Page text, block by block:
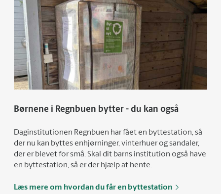
Børnene i Regnbuen bytter - du kan også
Daginstitutionen Regnbuen har fået en byttestation, så
der nu kan byttes enhjørninger, vinterhuer og sandaler,
der er blevet for små. Skal dit barns institution også have
en byttestation, så er der hjælp at hente.
Læs mere om hvordan du får en byttestation